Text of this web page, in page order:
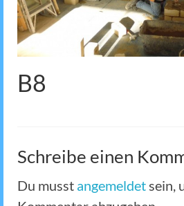
B8
Schreibe einen
Du musst angemeldetsein,